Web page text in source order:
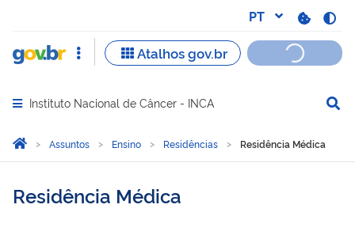
Abrir menu principal de navegação
Instituto Nacional de Câncer - INCA
Você está aqui:
Página Inicial
Assuntos Ensino Residências Residência Médica
Residência Médica